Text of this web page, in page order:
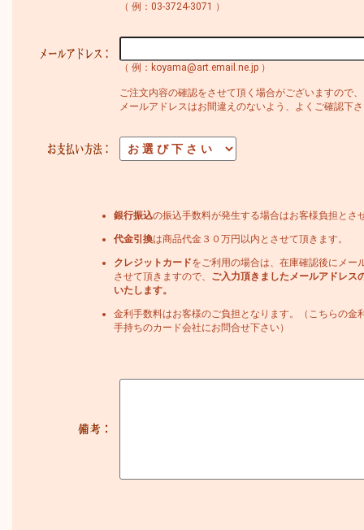
（ 例：03-3724-3071 ）
（ 例：koyama@art.email.ne.jp ）
ご注文内容の確認をさせて頂く場合がございますので、
メールアドレスはお間違えのないよう、よくご確認下
銀行振込の振込手数料が発生する場合はお客様負担とさ
代金引換は商品代金３０万円以内とさせて頂きます。
クレジットカードをご利用の場合は、在庫確認後にメー
させて頂きますので、
ご入力頂きましたメールアドレス
いたします。
金利手数料はお客様のご負担となります。（こちらの金
手持ちのカード会社にお問合せ下さい）